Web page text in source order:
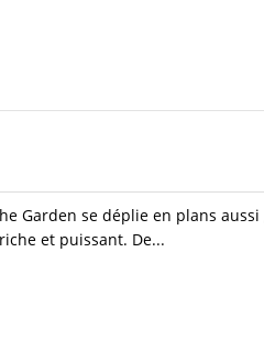
Garden se déplie en plans
et puissant. De...